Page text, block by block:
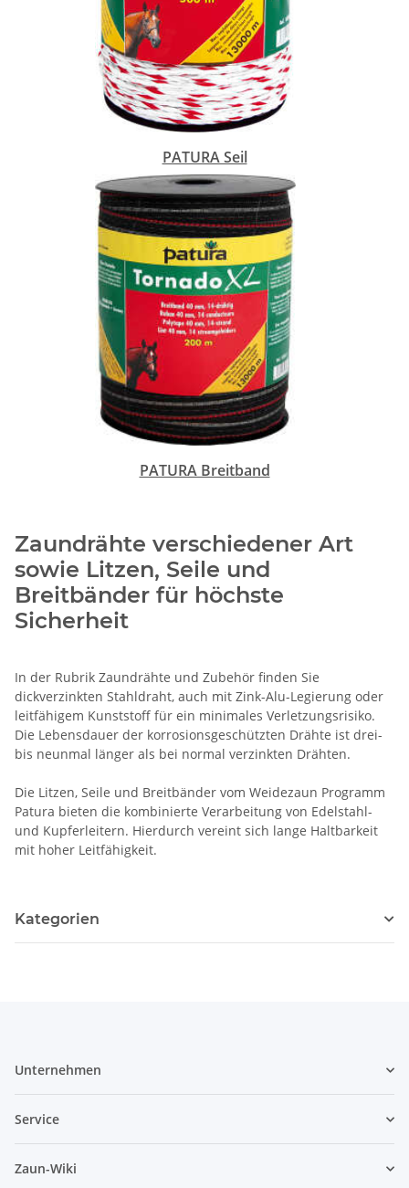
PATURA Seil
PATURA Breitband
Zaundrähte verschiedener Art
sowie Litzen, Seile und
Breitbänder für höchste
Sicherheit
In der Rubrik Zaundrähte und Zubehör finden Sie
dickverzinkten Stahldraht, auch mit Zink-Alu-Legierung oder
leitfähigem Kunststoff für ein minimales Verletzungsrisiko.
Die Lebensdauer der korrosionsgeschützten Drähte ist drei-
bis neunmal länger als bei normal verzinkten Drähten.
Die Litzen, Seile und Breitbänder vom Weidezaun Programm
Patura bieten die kombinierte Verarbeitung von Edelstahl-
und Kupferleitern. Hierdurch vereint sich lange Haltbarkeit
mit hoher Leitfähigkeit.
Kategorien
Unternehmen
Service
Zaun-Wiki